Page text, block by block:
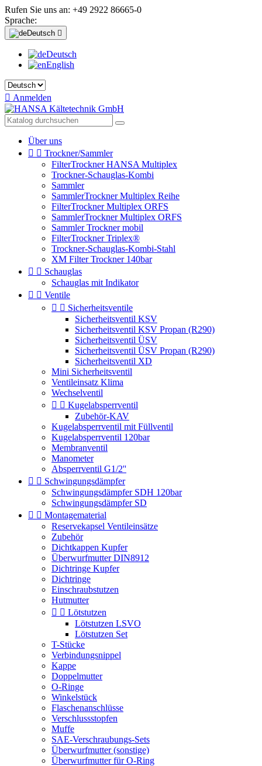
Rufen Sie uns an: +49 2922 86665-0
Sprache:
Deutsch 
Deutsch
English
 Anmelden
Über uns
  Trockner/Sammler
FilterTrockner HANSA Multiplex
Trockner-Schauglas-Kombi
Sammler
SammlerTrockner Multiplex Reihe
FilterTrockner Multiplex ORFS
SammlerTrockner Multiplex ORFS
Sammler Trockner mobil
FilterTrockner Triplex®
Trockner-Schauglas-Kombi-Stahl
XM Filter Trockner 140bar
  Schauglas
Schauglas mit Indikator
  Ventile
  Sicherheitsventile
Sicherheitsventil KSV
Sicherheitsventil KSV Propan (R290)
Sicherheitsventil ÜSV
Sicherheitsventil ÜSV Propan (R290)
Sicherheitsventil XD
Mini Sicherheitsventil
Ventileinsatz Klima
Wechselventil
  Kugelabsperrventil
Zubehör-KAV
Kugelabsperrventil mit Füllventil
Kugelabsperrventil 120bar
Membranventil
Manometer
Absperrventil G1/2''
  Schwingungsdämpfer
Schwingungsdämpfer SDH 120bar
Schwingungsdämpfer SD
  Montagematerial
Reservekapsel Ventileinsätze
Zubehör
Dichtkappen Kupfer
Überwurfmutter DIN8912
Dichtringe Kupfer
Dichtringe
Einschraubstutzen
Hutmutter
  Lötstutzen
Lötstutzen LSVO
Lötstutzen Set
T-Stücke
Verbindungsnippel
Kappe
Doppelmutter
O-Ringe
Winkelstück
Flaschenanschlüsse
Verschlussstopfen
Muffe
SAE-Verschraubungs-Sets
Überwurfmutter (sonstige)
Überwurfmutter für O-Ring